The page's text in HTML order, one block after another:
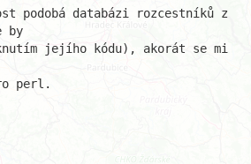
podobá databázi rozcestníků z
by
jejího kódu), akorát se mi
perl.